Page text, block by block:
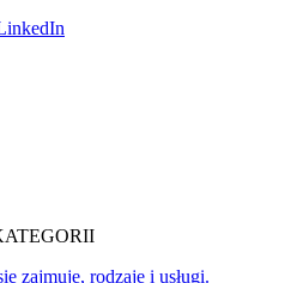
zajmuje, rodzaje i usługi.